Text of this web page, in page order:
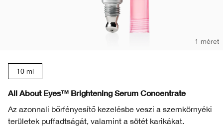
1 méret
10 ml
All About Eyes™ Brightening Serum Concentrate
Az azonnali bőrfényesítő kezelésbe veszi a szemkörnyéki
területek puffadtságát, valamint a sötét karikákat.